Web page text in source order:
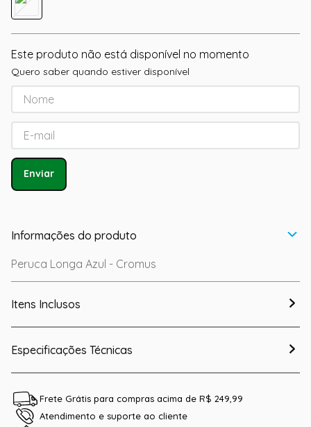
Este produto não está disponível no momento
Quero saber quando estiver disponível
Enviar
Informações do produto
Peruca Longa Azul - Cromus
Itens Inclusos
Especificações Técnicas
Frete Grátis para compras acima de R$ 249,99
Atendimento e suporte ao cliente